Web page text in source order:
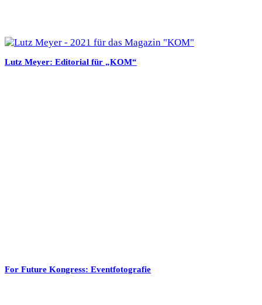
Lutz Meyer: Editorial für „KOM“
For Future Kongress: Eventfotografie